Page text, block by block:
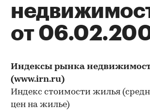
от
Индексы рынка
(www.irn.ru)
Индекс стоимости жилья
цен на жилье)